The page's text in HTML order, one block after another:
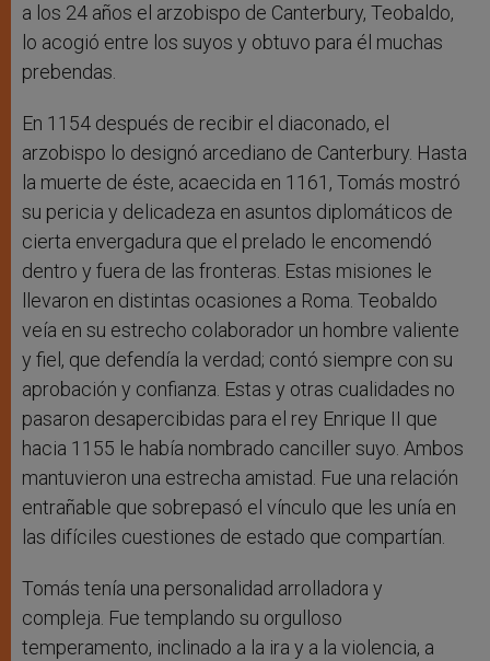
a los 24 años el arzobispo de Canterbury, Teobaldo,
lo acogió entre los suyos y obtuvo para él muchas
prebendas.
En 1154 después de recibir el diaconado, el
arzobispo lo designó arcediano de Canterbury. Hasta
la muerte de éste, acaecida en 1161, Tomás mostró
su pericia y delicadeza en asuntos diplomáticos de
cierta envergadura que el prelado le encomendó
dentro y fuera de las fronteras. Estas misiones le
llevaron en distintas ocasiones a Roma. Teobaldo
veía en su estrecho colaborador un hombre valiente
y fiel, que defendía la verdad; contó siempre con su
aprobación y confianza. Estas y otras cualidades no
pasaron desapercibidas para el rey Enrique II que
hacia 1155 le había nombrado canciller suyo. Ambos
mantuvieron una estrecha amistad. Fue una relación
entrañable que sobrepasó el vínculo que les unía en
las difíciles cuestiones de estado que compartían.
Tomás tenía una personalidad arrolladora y
compleja. Fue templando su orgulloso
temperamento, inclinado a la ira y a la violencia, a